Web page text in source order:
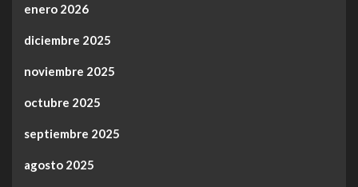
enero 2026
diciembre 2025
noviembre 2025
octubre 2025
septiembre 2025
agosto 2025